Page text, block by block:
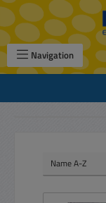
Zum Hauptinhalt springen
Navigation